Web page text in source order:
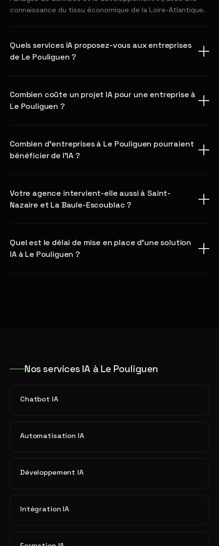
connaissance du tissu économique de la Loire-Atlantique.
Quels services IA proposez-vous aux entreprises
de Le Pouliguen ?
Combien coûte un projet IA pour une entreprise à
Le Pouliguen ?
Combien d'entreprises à Le Pouliguen pourraient
bénéficier de l'IA ?
Votre agence intervient-elle aussi à Saint-
Nazaire et La Baule-Escoublac ?
Quel est le délai de mise en place d'une solution
IA à Le Pouliguen ?
Nos services IA à Le Pouliguen
Chatbot IA
Automatisation IA
Développement IA
Intégration IA